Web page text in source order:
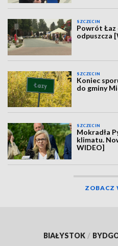
SZCZECIN
Powrót Łaz
odpuszcza
SZCZECIN
Koniec
do gminy
SZCZECIN
Mokradła
klimatu.
WIDEO]
ZOBACZ
BIAŁYSTOK /